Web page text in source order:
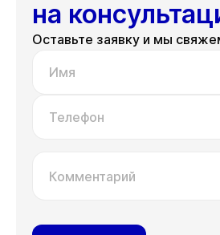
на
Оставьте заявку и мы
Имя
Телефон
Комментарий